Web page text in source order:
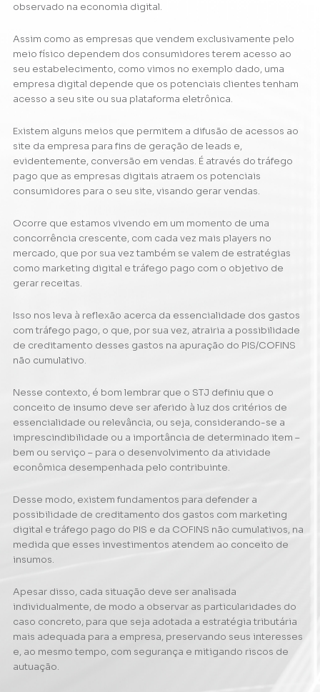
observado na economia digital.
Assim como as empresas que vendem exclusivamente pelo
meio físico dependem dos consumidores terem acesso ao
seu estabelecimento, como vimos no exemplo dado, uma
empresa digital depende que os potenciais clientes tenham
acesso a seu site ou sua plataforma eletrônica.
Existem alguns meios que permitem a difusão de acessos ao
site da empresa para fins de geração de leads e,
evidentemente, conversão em vendas. É através do tráfego
pago que as empresas digitais atraem os potenciais
consumidores para o seu site, visando gerar vendas.
Ocorre que estamos vivendo em um momento de uma
concorrência crescente, com cada vez mais players no
mercado, que por sua vez também se valem de estratégias
como marketing digital e tráfego pago com o objetivo de
gerar receitas.
Isso nos leva à reflexão acerca da essencialidade dos gastos
com tráfego pago, o que, por sua vez, atrairia a possibilidade
de creditamento desses gastos na apuração do PIS/COFINS
não cumulativo.
Nesse contexto, é bom lembrar que o STJ definiu que o
conceito de insumo deve ser aferido à luz dos critérios de
essencialidade ou relevância, ou seja, considerando-se a
imprescindibilidade ou a importância de determinado item –
bem ou serviço – para o desenvolvimento da atividade
econômica desempenhada pelo contribuinte.
Desse modo, existem fundamentos para defender a
possibilidade de creditamento dos gastos com marketing
digital e tráfego pago do PIS e da COFINS não cumulativos, na
medida que esses investimentos atendem ao conceito de
insumos.
Apesar disso, cada situação deve ser analisada
individualmente, de modo a observar as particularidades do
caso concreto, para que seja adotada a estratégia tributária
mais adequada para a empresa, preservando seus interesses
e, ao mesmo tempo, com segurança e mitigando riscos de
autuação.